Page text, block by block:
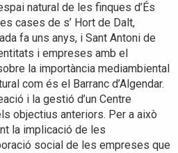
natural de les finques d’És
cases de s’ Hort de Dalt,
fa uns anys, i Sant Antoni de
i empreses amb el
la importància mediambiental
com és el Barranc d’Algendar.
i la gestió d’un Centre
objectius anteriors. Per a això
la implicació de les
social de les empreses que